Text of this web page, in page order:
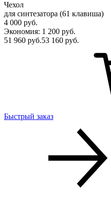
Чехол
для синтезатора (61 клавиша)
4 000 руб.
Экономия: 1 200 руб.
51 960 руб.53 160 руб.
Быстрый заказ